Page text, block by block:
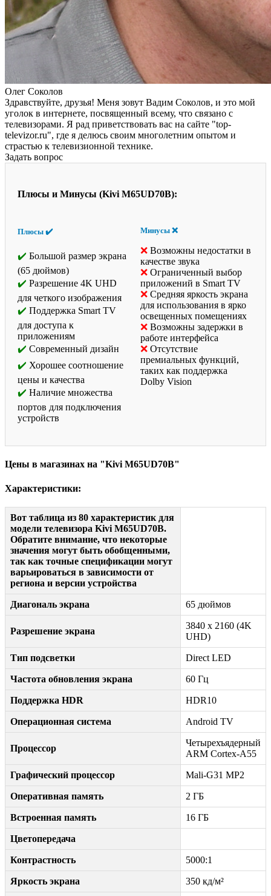
Олег Соколов
Здравствуйте, друзья! Меня зовут Вадим Соколов, и это мой
уголок в интернете, посвященный всему, что связано с
телевизорами. Я рад приветствовать вас на сайте "top-
televizor.ru", где я делюсь своим многолетним опытом и
страстью к телевизионной технике.
Задать вопрос
Плюсы и Минусы (Kivi M65UD70B):
Плюсы ✔️
Большой размер экрана
(65 дюймов)
Разрешение 4K UHD
для четкого изображения
Поддержка Smart TV
для доступа к
приложениям
Современный дизайн
Хорошее соотношение
цены и качества
Наличие множества
портов для подключения
устройств
Минусы ❌
Возможны недостатки в
качестве звука
Ограниченный выбор
приложений в Smart TV
Средняя яркость экрана
для использования в ярко
освещенных помещениях
Возможны задержки в
работе интерфейса
Отсутствие
премиальных функций,
таких как поддержка
Dolby Vision
Цены в магазинах на "Kivi M65UD70B"
Характеристики:
Вот таблица из 80 характеристик для
модели телевизора Kivi M65UD70B.
Обратите внимание, что некоторые
значения могут быть обобщенными,
так как точные спецификации могут
варьироваться в зависимости от
региона и версии устройства
Диагональ экрана 65 дюймов
Разрешение экрана
3840 x 2160 (4K
UHD)
Тип подсветки Direct LED
Частота обновления экрана 60 Гц
Поддержка HDR HDR10
Операционная система Android TV
Процессор
Четырехъядерный
ARM Cortex-A55
Графический процессор Mali-G31 MP2
Оперативная память 2 ГБ
Встроенная память 16 ГБ
Цветопередача
Контрастность 5000:1
Яркость экрана 350 кд/м²